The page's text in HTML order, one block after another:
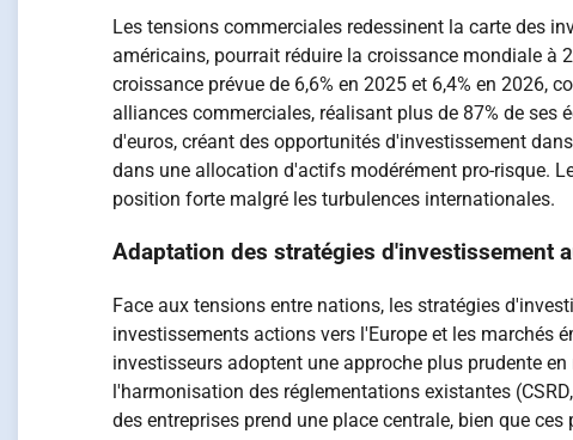
Les tensions commerciales redessinent la carte des
américains, pourrait réduire la croissance mondiale à
croissance prévue de 6,6% en 2025 et 6,4% en
alliances commerciales, réalisant plus de 87% de ses
d'euros, créant des opportunités d'investissement
dans une allocation d'actifs modérément pro-risque.
position forte malgré les turbulences internationales.
Adaptation des stratégies d'investissement
Face aux tensions entre nations, les stratégies
investissements actions vers l'Europe et les marchés
investisseurs adoptent une approche plus prudente
l'harmonisation des réglementations existantes
des entreprises prend une place centrale, bien que